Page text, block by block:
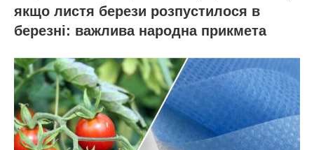
якщо листя берези розпустилося в
березні: важлива народна прикмета